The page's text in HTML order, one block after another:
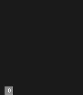
0